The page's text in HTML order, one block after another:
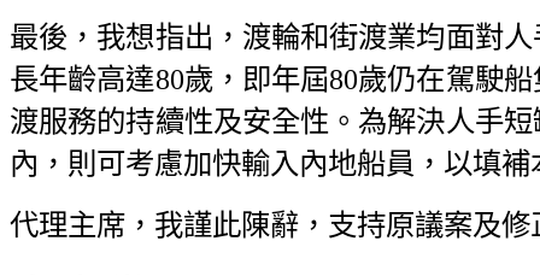
最後，我想指出，渡輪和街渡業均面對
長年齡高達80歲，即年屆80歲仍在駕駛
渡服務的持續性及安全性。為解決人手
內，則可考慮加快輸入內地船員，以填
代理主席，我謹此陳辭，支持原議案及修